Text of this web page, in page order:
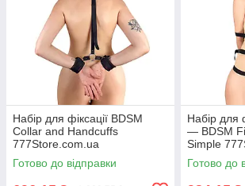
Набір для фіксації BDSM
Collar and Handcuffs
777Store.com.ua
Готово до відправки
Набір для
— BDSM
Simple
Готово до